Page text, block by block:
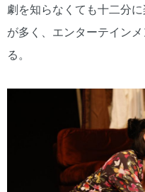
劇を知らなくても十二分
が多く、エンターテイン
る。